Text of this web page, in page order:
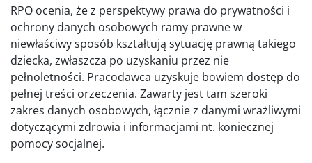
RPO ocenia, że z perspektywy prawa do prywatności i
ochrony danych osobowych ramy prawne w
niewłaściwy sposób kształtują sytuację prawną takiego
dziecka, zwłaszcza po uzyskaniu przez nie
pełnoletności. Pracodawca uzyskuje bowiem dostęp do
pełnej treści orzeczenia. Zawarty jest tam szeroki
zakres danych osobowych, łącznie z danymi wrażliwymi
dotyczącymi zdrowia i informacjami nt. koniecznej
pomocy socjalnej.